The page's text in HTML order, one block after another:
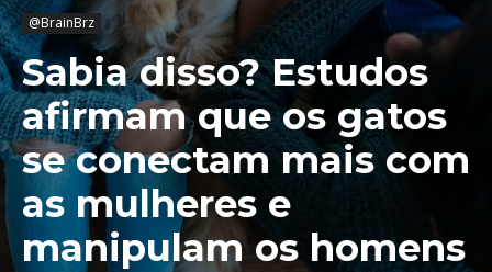
@BrainBrz
Sabia disso? Estudos
afirmam que os gatos
se conectam mais com
as mulheres e
manipulam os homens